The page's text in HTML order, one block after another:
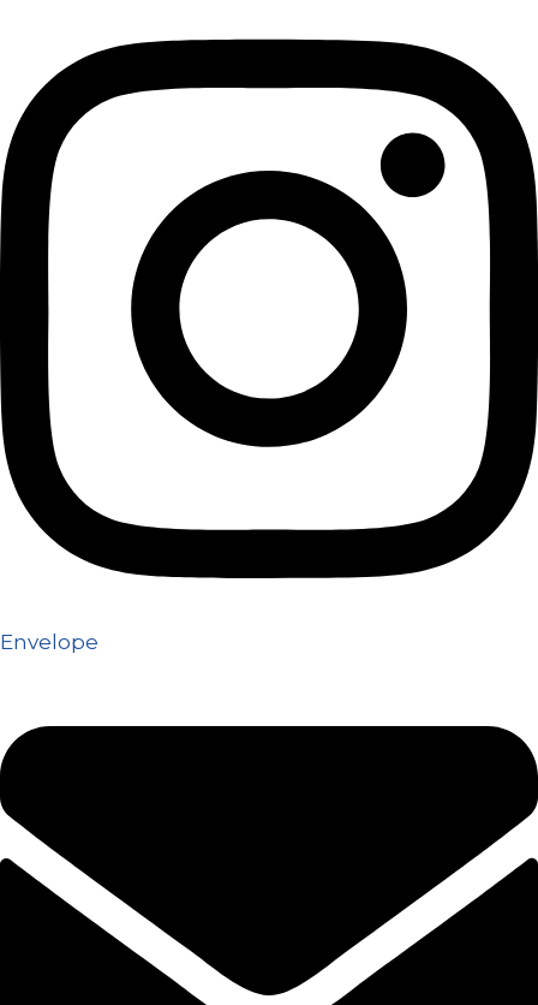
Envelope